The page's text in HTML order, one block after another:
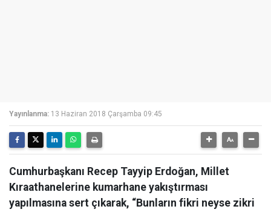
Yayınlanma: 13 Haziran 2018 Çarşamba 09:45
Cumhurbaşkanı Recep Tayyip Erdoğan, Millet
Kıraathanelerine kumarhane yakıştırması
yapılmasına sert çıkarak, “Bunların fikri neyse zikri